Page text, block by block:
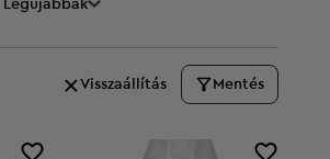
Legújabbak
Visszaállítás Mentés